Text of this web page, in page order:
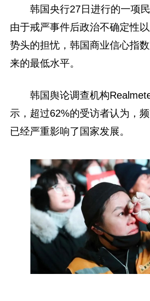
韩国央行27日进行的一项
由于戒严事件后政治不确定性
势头的担忧，韩国商业信心指
来的最低水平。
韩国舆论调查机构
示，超过62%的受访者认为，
已经严重影响了国家发展。